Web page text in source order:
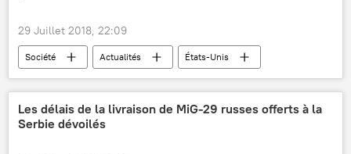
29 Juillet 2018, 22:09
Société Actualités
États-Unis
Amazon
reconnaissance faciale
surveillance
criminels
police
intelligence artificielle
Les délais de la livraison de MiG-29 russes offerts à la
Serbie dévoilés